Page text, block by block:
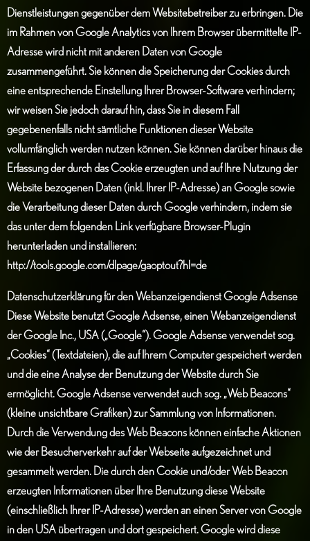
Dienstleistungen gegenüber dem Websitebetreiber zu erbringen. Die
im Rahmen von Google Analytics von Ihrem Browser übermittelte IP-
Adresse wird nicht mit anderen Daten von Google
zusammengeführt. Sie können die Speicherung der Cookies durch
eine entsprechende Einstellung Ihrer Browser-Software verhindern;
wir weisen Sie jedoch darauf hin, dass Sie in diesem Fall
gegebenenfalls nicht sämtliche Funktionen dieser Website
vollumfänglich werden nutzen können. Sie können darüber hinaus die
Erfassung der durch das Cookie erzeugten und auf Ihre Nutzung der
Website bezogenen Daten (inkl. Ihrer IP-Adresse) an Google sowie
die Verarbeitung dieser Daten durch Google verhindern, indem sie
das unter dem folgenden Link verfügbare Browser-Plugin
herunterladen und installieren:
http://tools.google.com/dlpage/gaoptout?hl=de
Datenschutzerklärung für den Webanzeigendienst Google Adsense
Diese Website benutzt Google Adsense, einen Webanzeigendienst
der Google Inc., USA („Google“). Google Adsense verwendet sog.
„Cookies“ (Textdateien), die auf Ihrem Computer gespeichert werden
und die eine Analyse der Benutzung der Website durch Sie
ermöglicht. Google Adsense verwendet auch sog. „Web Beacons“
(kleine unsichtbare Grafiken) zur Sammlung von Informationen.
Durch die Verwendung des Web Beacons können einfache Aktionen
wie der Besucherverkehr auf der Webseite aufgezeichnet und
gesammelt werden. Die durch den Cookie und/oder Web Beacon
erzeugten Informationen über Ihre Benutzung diese Website
(einschließlich Ihrer IP-Adresse) werden an einen Server von Google
in den USA übertragen und dort gespeichert. Google wird diese